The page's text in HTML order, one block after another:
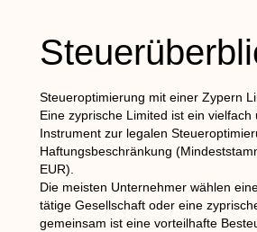
Steueroptimierung mit einer Zypern
Eine zyprische Limited ist ein vielfach
Instrument zur legalen
Haftungsbeschränkung
EUR).
Die meisten Unternehmer wählen
tätige Gesellschaft oder eine
gemeinsam ist eine vorteilhafte